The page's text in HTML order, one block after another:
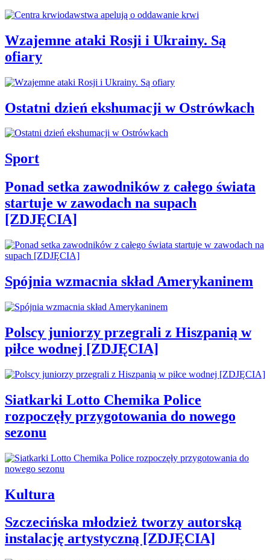
Wzajemne ataki Rosji i Ukrainy. Są
ofiary
Ostatni dzień ekshumacji w Ostrówkach
Sport
Ponad setka zawodników z całego świata
startuje w zawodach na supach
[ZDJĘCIA]
Spójnia wzmacnia skład Amerykaninem
Polscy juniorzy przegrali z Hiszpanią w
piłce wodnej [ZDJĘCIA]
Siatkarki Lotto Chemika Police
rozpoczęły przygotowania do nowego
sezonu
Kultura
Szczecińska młodzież tworzy autorską
instalację artystyczną [ZDJĘCIA]